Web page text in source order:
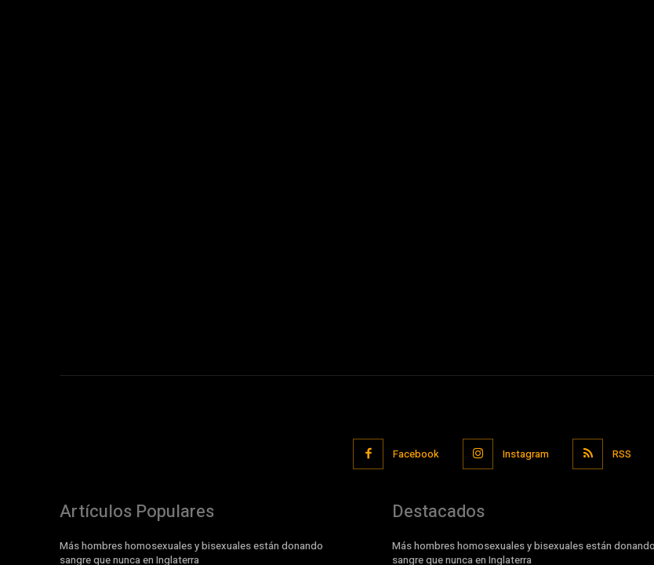
Facebook Instagram RSS
Artículos Populares
Más hombres homosexuales y bisexuales están donando
sangre que nunca en Inglaterra
Destacados
Más hombres homosexuales y bisexuales están donando
sangre que nunca en Inglaterra